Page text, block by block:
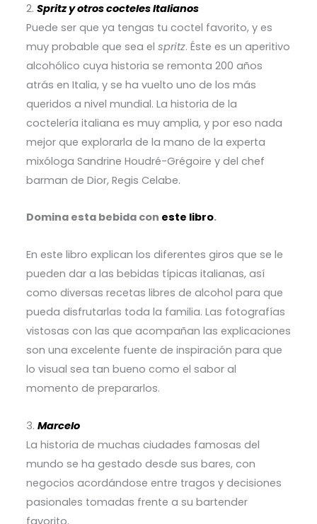
2. Spritz y otros cocteles Italianos
Puede ser que ya tengas tu coctel favorito, y es
muy probable que sea el spritz. Éste es un aperitivo
alcohólico cuya historia se remonta 200 años
atrás en Italia, y se ha vuelto uno de los más
queridos a nivel mundial. La historia de la
coctelería italiana es muy amplia, y por eso nada
mejor que explorarla de la mano de la experta
mixóloga Sandrine Houdré-Grégoire y del chef
barman de Dior, Regis Celabe.
Domina esta bebida con este libro.
En este libro explican los diferentes giros que se le
pueden dar a las bebidas típicas italianas, así
como diversas recetas libres de alcohol para que
pueda disfrutarlas toda la familia. Las fotografías
vistosas con las que acompañan las explicaciones
son una excelente fuente de inspiración para que
lo visual sea tan bueno como el sabor al
momento de prepararlos.
3. Marcelo
La historia de muchas ciudades famosas del
mundo se ha gestado desde sus bares, con
negocios acordándose entre tragos y decisiones
pasionales tomadas frente a su bartender
favorito.